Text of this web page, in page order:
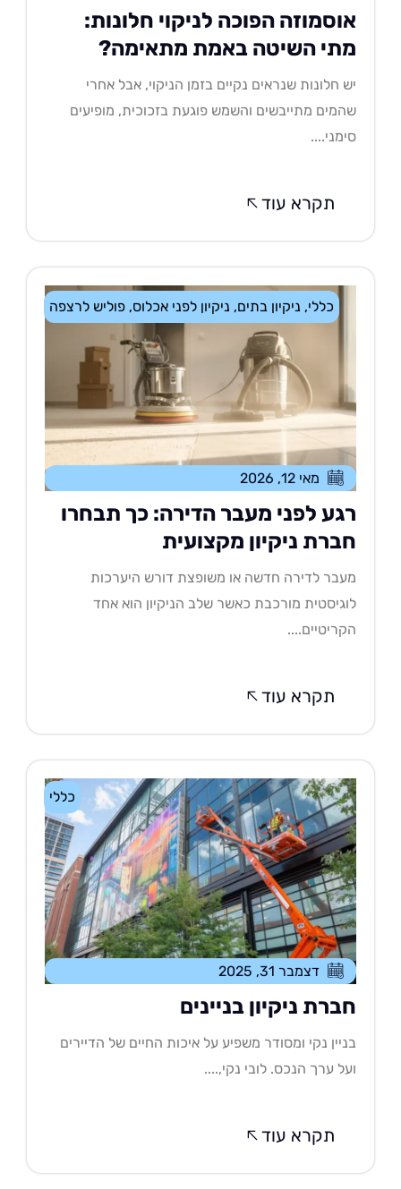
הפוכה לניקוי חלונות:
השיטה באמת מתאימה?
חלונות שנראים נקיים בזמן הניקוי, אבל אחרי
מתייבשים והשמש פוגעת בזכוכית, מופיעים
תקרא עוד
ניקיון בתים,ניקיון לפני אכלוס,פוליש לרצפה
מאי 12, 2026
לפני מעבר הדירה: כך תבחרו
ניקיון מקצועית
לדירה חדשה או משופצת דורש היערכות
מורכבת כאשר שלב הניקיון הוא אחד
תקרא עוד
כללי
דצמבר 31, 2025
ניקיון בניינים
נקי ומסודר משפיע על איכות החיים של הדיירים
ערך הנכס. לובי נקי,....
תקרא עוד